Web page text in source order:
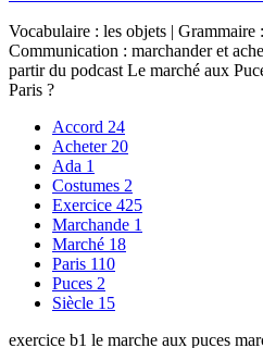
Vocabulaire : les objets | Grammaire
Communication : marchander et
partir du podcast Le marché aux
Paris ?
Accord 24
Acheter 20
Ada 1
Costumes 2
Exercice 425
Marchande 1
Marché 18
Paris 110
Puces 2
Siècle 15
exercice b1 le marche aux puces